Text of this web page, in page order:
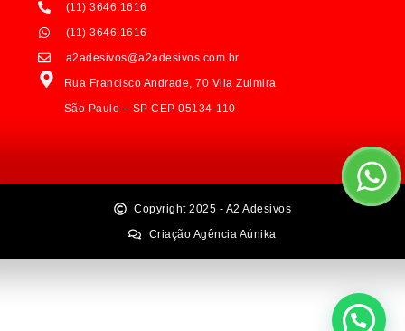
(11) 3646.1616
(11) 3646.1616
a2adesivos@a2adesivos.com.br
Rua Francisco Andrade, 70 Vila Zulmira
São Paulo – SP CEP 05134-110
Copyright 2025 - A2 Adesivos
Criação Agência Aúnika